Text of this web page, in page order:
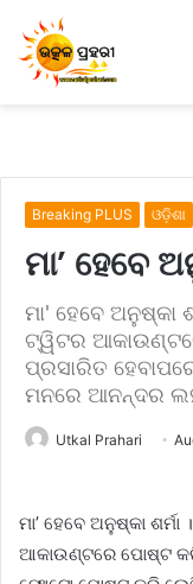
Breaking PLUS ଓଡ଼ିଶା
ମା’ ହେବେ
ମା' ହେବେ ଅନୁଷ୍କା
ଟ୍ୱିଟର
ପ୍ରସାରିତ
ମନରେ ଆନନ୍ଦର
Utkal Prahari
ମା’ ହେବେ ଅନୁଷ୍କା
ଆକାଉଣ୍ଟରେ ପୋଷ୍ଟ